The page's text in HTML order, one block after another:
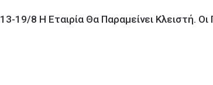
13-19/8 Η Εταιρία Θα Παραμείνει Κλειστή.